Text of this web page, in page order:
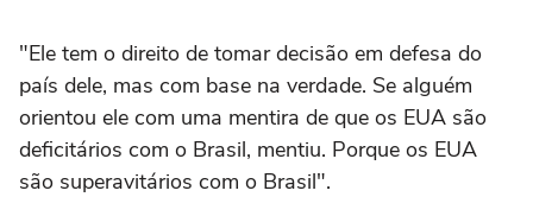
"Ele tem o direito de tomar decisão em defesa do
país dele, mas com base na verdade. Se alguém
orientou ele com uma mentira de que os EUA são
deficitários com o Brasil, mentiu. Porque os EUA
são superavitários com o Brasil".